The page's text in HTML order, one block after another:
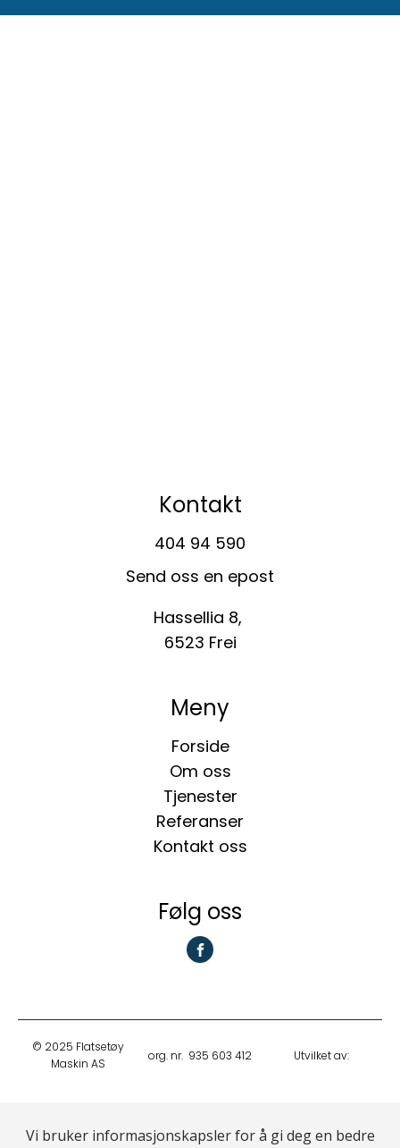
Kontakt
404 94 590
Send oss en epost
Hassellia 8,
6523 Frei
Meny
Forside
Om oss
Tjenester
Referanser
Kontakt oss
Følg oss
© 2025 Flatsetøy
Maskin AS
org. nr. 935 603 412 Utvilket av:
Vi bruker informasjonskapsler for å gi deg en bedre